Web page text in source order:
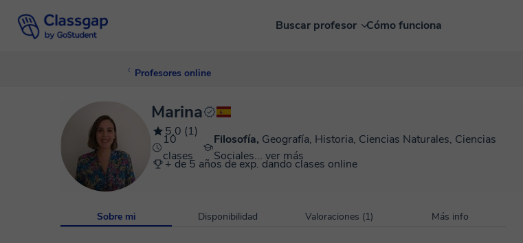
Buscar profesor Cómo funciona
Profesores online
Marina
5,0 (1)
10
clases
Filosofía, Geografía, Historia, Ciencias Naturales, Ciencias
Sociales... ver más
+ de 5 años de exp. dando clases online
Sobre mi Disponibilidad Valoraciones (1) Más info